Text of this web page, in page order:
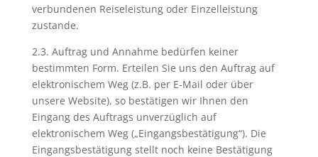
verbundenen Reiseleistung oder Einzelleistung
zustande.
2.3. Auftrag und Annahme bedürfen keiner
bestimmten Form. Erteilen Sie uns den Auftrag auf
elektronischem Weg (z.B. per E-Mail oder über
unsere Website), so bestätigen wir Ihnen den
Eingang des Auftrags unverzüglich auf
elektronischem Weg („Eingangsbestätigung“). Die
Eingangsbestätigung stellt noch keine Bestätigung